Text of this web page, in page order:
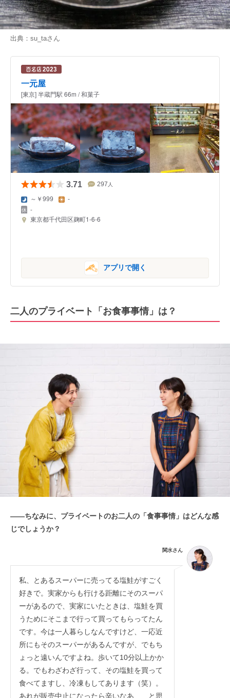
出典： su_taさん
一元屋
[東京] 半蔵門駅 66m / 和菓子
3.71 297 人
～￥999 -
-
東京都千代田区麹町1-6-6
アプリで開く
二人のプライベート「お食事事情」は？
——ちなみに、プライベートのお二人の「食事事情」はどんな感
じでしょうか？
関水さん
私、とあるスーパーに売ってる塩鮭がすごく
好きで。実家からも行ける距離にそのスーパ
ーがあるので、実家にいたときは、塩鮭を買
うためにそこまで行って買ってもらってたん
です。今は一人暮らしなんですけど、一応近
所にもそのスーパーがあるんですが、でもち
ょっと遠いんですよね。歩いて10分以上かか
る。でもわざわざ行って、その塩鮭を買って
食べてますし、冷凍もしてあります（笑）。
あれが販売中止になったら辛いなあ……と思